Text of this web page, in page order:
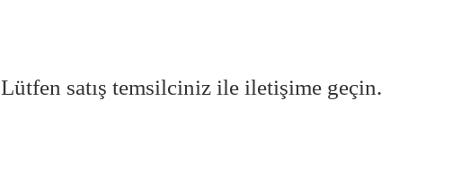
Lütfen satış temsilciniz ile iletişime geçin.